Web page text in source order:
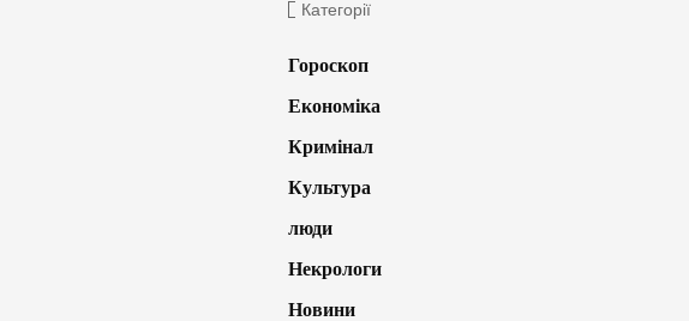
Категорії
Гороскоп
Економіка
Кримінал
Культура
люди
Некрологи
Новини